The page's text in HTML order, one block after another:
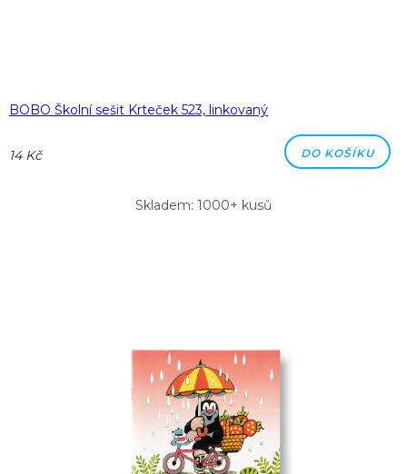
BOBO Školní sešit Krteček 523, linkovaný
14 Kč DO KOŠÍKU
Skladem: 1000+ kusů